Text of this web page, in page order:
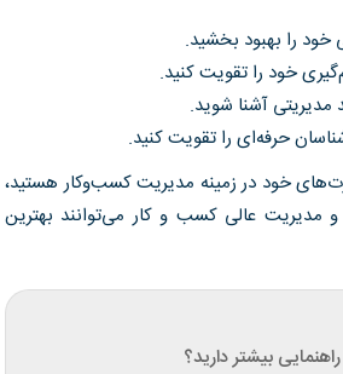
را بهبود بخشید.
خود را تقویت کنید.
مدیریتی آشنا شوید.
حرفه‌ای را تقویت کنید.
خود در زمینه مدیریت کسب‌وکار هستید،
عالی کسب و کار می‌توانند بهترین
راهنمایی بیشتر دارید؟